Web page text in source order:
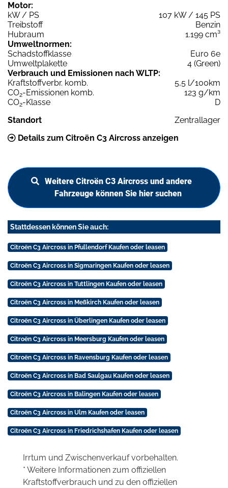
Motor:
kW / PS
107 kW / 145 PS
Treibstoff
Benzin
Hubraum
1.199 cm³
Umweltnormen:
Schadstoffklasse
Euro 6e
Umweltplakette
4 (Green)
Verbrauch und Emissionen nach WLTP:
Kraftstoffverbr. komb.
5,5 l/100km
CO2-Emissionen komb.
123 g/km
CO2-Klasse
D
Standort
Zentrallager
Details zum Citroën C3 Aircross anzeigen
Weitere Citroën C3 Aircross und andere
Fahrzeuge können Sie hier suchen
Stattdessen können Sie auch:
Citroën C3 Aircross in Pfullendorf Kaufen oder leasen
Citroën C3 Aircross in Sigmaringen Kaufen oder leasen
Citroën C3 Aircross in Tuttlingen Kaufen oder leasen
Citroën C3 Aircross in Meßkirch Kaufen oder leasen
Citroën C3 Aircross in Überlingen Kaufen oder leasen
Citroën C3 Aircross in Meersburg Kaufen oder leasen
Citroën C3 Aircross in Ravensburg Kaufen oder leasen
Citroën C3 Aircross in Bad Saulgau Kaufen oder leasen
Citroën C3 Aircross in Balingen Kaufen oder leasen
Citroën C3 Aircross in Ulm Kaufen oder leasen
Citroën C3 Aircross in Friedrichshafen Kaufen oder leasen
Irrtum und Zwischenverkauf vorbehalten.
* Weitere Informationen zum offiziellen
Kraftstoffverbrauch und zu den offiziellen